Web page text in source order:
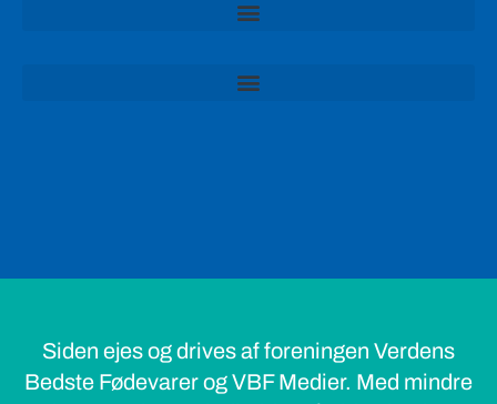
Siden ejes og drives af foreningen Verdens